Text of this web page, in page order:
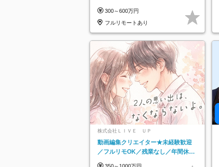
300～600万円
フルリモートあり
株式会社ＬＩＶＥ ＵＰ
動画編集クリエイター★未経験歓迎
／フルリモOK／残業なし／年間休日
350～1000万円